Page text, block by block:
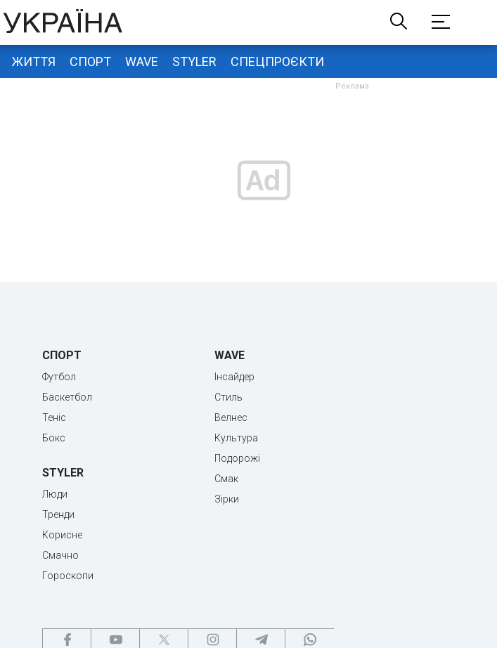
ЖИТТЯ СПОРТ WAVE STYLER СПЕЦПРОЄКТИ
СПОРТ
Футбол
Баскетбол
Теніс
Бокс
STYLER
Люди
Тренди
Корисне
Смачно
Гороскопи
WAVE
Інсайдер
Стиль
Велнес
Культура
Подорожі
Смак
Зірки